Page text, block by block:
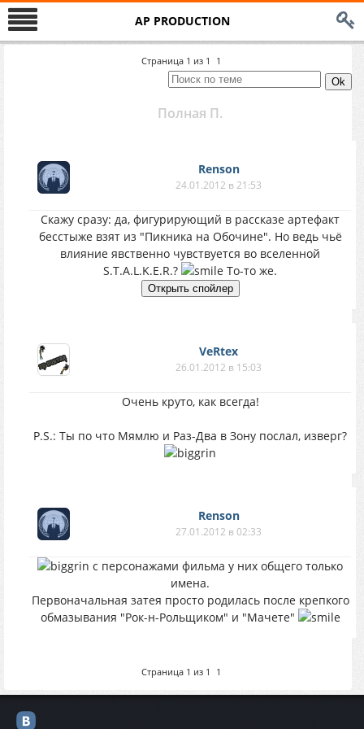
AP PRODUCTION
Страница 1 из 1 1
Полная П.
Renson
24.01.2012 в 21:53
Скажу сразу: да, фигурирующий в рассказе артефакт
бесстыже взят из "Пикника на Обочине". Но ведь чьё
влияние явственно чувствуется во вселенной
S.T.A.L.K.E.R.?
То-то же.
VeRtex
26.01.2012 в 15:03
Очень круто, как всегда!
P.S.: Ты по что Мямлю и Раз-Два в Зону послал, изверг?
Renson
27.01.2012 в 02:33
с персонажами фильма у них общего только
имена.
Первоначальная затея просто родилась после крепкого
обмазывания "Рок-н-Рольщиком" и "Мачете"
Страница 1 из 1 1